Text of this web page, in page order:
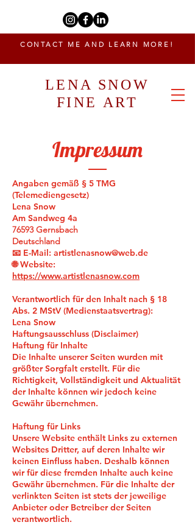
LENA SNOW
FINE ART
CONTACT ME AND LEARN MORE!
Impressum
Angaben gemäß § 5 TMG
(Telemediengesetz)
Lena Snow
Am Sandweg 4a
76593 Gernsbach
Deutschland
📧 E-Mail: artistlenasnow@web.de
🌐 Website:
https://www.artistlenasnow.com
Verantwortlich für den Inhalt nach § 18
Abs. 2 MStV (Medienstaatsvertrag):
Lena Snow
Haftungsausschluss (Disclaimer)
Haftung für Inhalte
Die Inhalte unserer Seiten wurden mit
größter Sorgfalt erstellt. Für die
Richtigkeit, Vollständigkeit und Aktualität
der Inhalte können wir jedoch keine
Gewähr übernehmen.
Haftung für Links
Unsere Website enthält Links zu externen
Websites Dritter, auf deren Inhalte wir
keinen Einfluss haben. Deshalb können
wir für diese fremden Inhalte auch keine
Gewähr übernehmen. Für die Inhalte der
verlinkten Seiten ist stets der jeweilige
Anbieter oder Betreiber der Seiten
verantwortlich.